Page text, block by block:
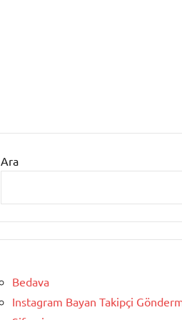
Ara
Bedava
Instagram Bayan Takipçi